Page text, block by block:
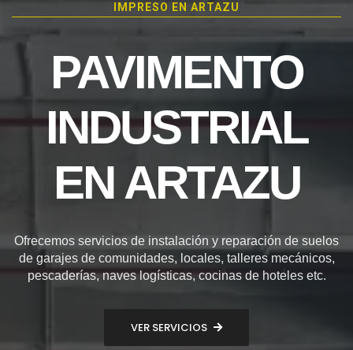
IMPRESO EN ARTAZU
PAVIMENTO
INDUSTRIAL
EN ARTAZU
Ofrecemos servicios de instalación y reparación de suelos
de garajes de comunidades, locales, talleres mecánicos,
pescaderías, naves logísticas, cocinas de hoteles etc.
VER SERVICIOS